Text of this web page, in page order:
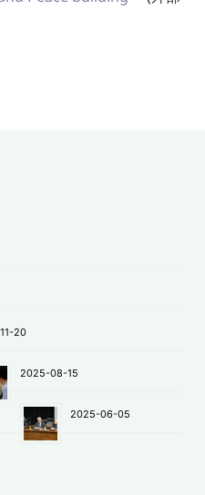
20
2025-08-15
2025-06-05